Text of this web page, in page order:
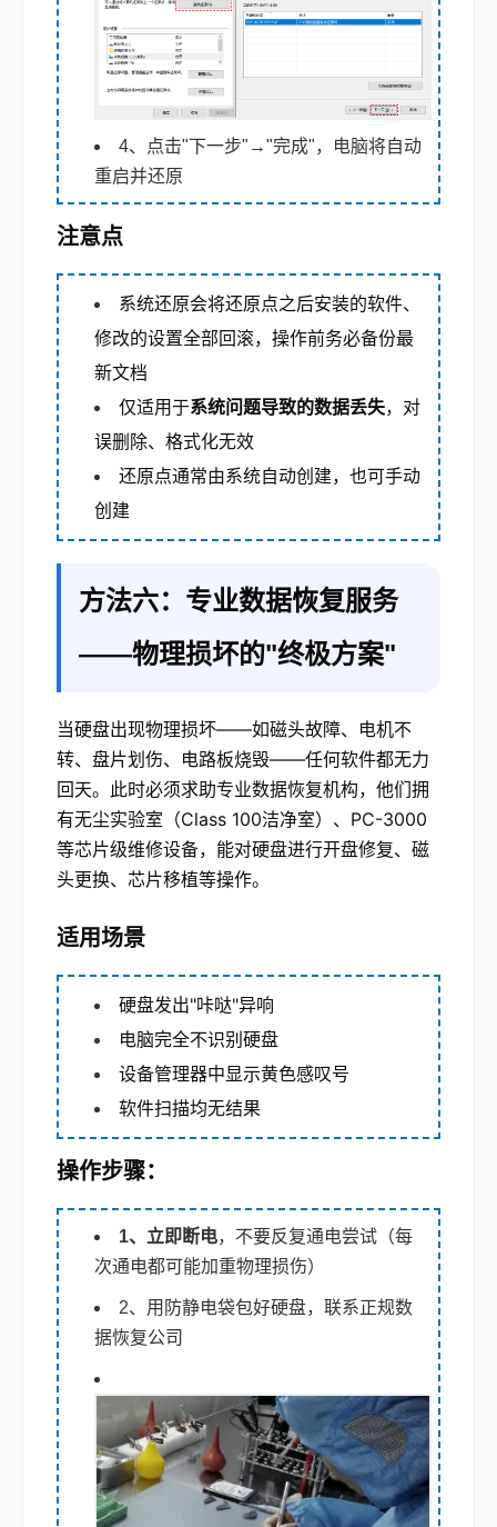
4、点击"下一步"→"完成"，电脑将自动
重启并还原
注意点
系统还原会将还原点之后安装的软件、
修改的设置全部回滚，操作前务必备份最
新文档
仅适用于系统问题导致的数据丢失，对
误删除、格式化无效
还原点通常由系统自动创建，也可手动
创建
方法六：专业数据恢复服务
——物理损坏的"终极方案"
当硬盘出现物理损坏——如磁头故障、电机不
转、盘片划伤、电路板烧毁——任何软件都无力
回天。此时必须求助专业数据恢复机构，他们拥
有无尘实验室（Class 100洁净室）、PC-3000
等芯片级维修设备，能对硬盘进行开盘修复、磁
头更换、芯片移植等操作。
适用场景
硬盘发出"咔哒"异响
电脑完全不识别硬盘
设备管理器中显示黄色感叹号
软件扫描均无结果
操作步骤：
1、立即断电，不要反复通电尝试（每
次通电都可能加重物理损伤）
2、用防静电袋包好硬盘，联系正规数
据恢复公司